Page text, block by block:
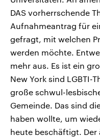
DAS vorherrschende
Aufnahmeantrag für
gefragt, mit welchen
werden möchte.
mehr aus. Es ist ein
New York sind LGBTI-
große schwul-
Gemeinde. Das sind
haben wollte, um
heute beschäftigt. Der